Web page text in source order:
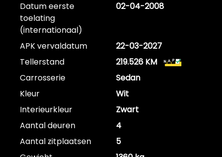
Datum eerste
toelating
(internationaal)
02-04-2008
APK vervaldatum
22-03-2027
Tellerstand
219.526 KM
Carrosserie
Sedan
Kleur
Wit
Interieurkleur
Zwart
Aantal deuren
4
Aantal zitplaatsen
5